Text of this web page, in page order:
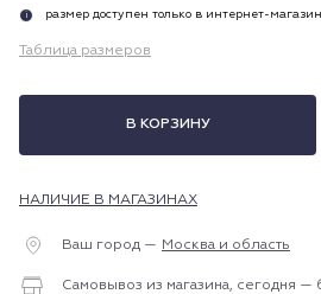
i размер доступен только в интернет-
Таблица размеров
В КОРЗИНУ
НАЛИЧИЕ В МАГАЗИНАХ
Ваш город — Москва и область
Самовывоз из магазина, сегодня —